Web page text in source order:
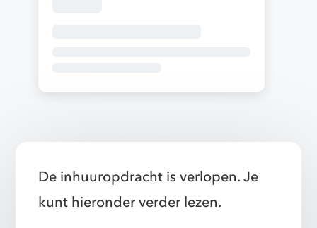
De inhuuropdracht is verlopen. Je
kunt hieronder verder lezen.